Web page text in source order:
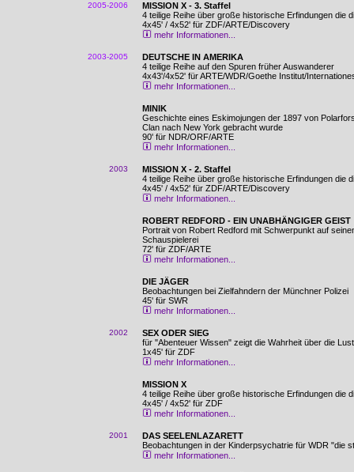
2005-2006
MISSION X - 3. Staffel
4 teilige Reihe über große historische Erfindungen die
4x45' / 4x52' für ZDF/ARTE/Discovery
mehr Informationen...
2003-2005
DEUTSCHE IN AMERIKA
4 teilige Reihe auf den Spuren früher Auswanderer
4x43'/4x52' für ARTE/WDR/Goethe Institut/
mehr Informationen...
MINIK
Geschichte eines Eskimojungen der 1897 von
Clan nach New York gebracht wurde
90' für NDR/ORF/ARTE
mehr Informationen...
2003
MISSION X - 2. Staffel
4 teilige Reihe über große historische Erfindungen die
4x45' / 4x52' für ZDF/ARTE/Discovery
mehr Informationen...
ROBERT REDFORD - EIN UNABHÄNGIGER GEIST
Portrait von Robert Redford mit Schwerpunkt auf
Schauspielerei
72' für ZDF/ARTE
mehr Informationen...
DIE JÄGER
Beobachtungen bei Zielfahndern der Münchner Polizei
45' für SWR
mehr Informationen...
2002
SEX ODER SIEG
für "Abenteuer Wissen" zeigt die Wahrheit über die
1x45' für ZDF
mehr Informationen...
MISSION X
4 teilige Reihe über große historische Erfindungen die
4x45' / 4x52' für ZDF
mehr Informationen...
2001
DAS SEELENLAZARETT
Beobachtungen in der Kinderpsychatrie für WDR "die
mehr Informationen...